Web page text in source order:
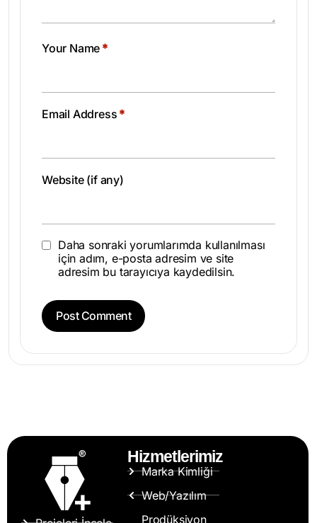
Your Name *
Email Address *
Website (if any)
Daha sonraki yorumlarımda kullanılması
için adım, e-posta adresim ve site
adresim bu tarayıcıya kaydedilsin.
Hizmetlerimiz
Marka Kimliği
Web/Yazılım
Prodüksiyon